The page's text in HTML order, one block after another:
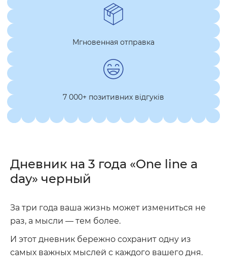
Мгновенная отправка
7 000+ позитивних відгуків
Дневник на 3 года «One line a
day» черный
За три года ваша жизнь может измениться не
раз, а мысли — тем более.
И этот дневник бережно сохранит одну из
самых важных мыслей с каждого вашего дня.